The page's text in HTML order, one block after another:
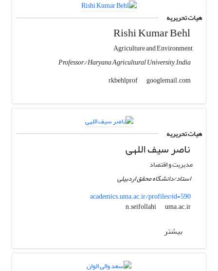
هیات تحریریه
Rishi Kumar Behl
Agriculture and Environment
Professor/ Haryana Agricultural University, India
rkbehlprof
googlemail.com
هیات تحریریه
ناصر سیف اللهی
مدیریت و اقتصاد
استاد/دانشگاه محقق اردبیلی
academics.uma.ac.ir/profiles?id=590
n.seifollahi
uma.ac.ir
بیشتر